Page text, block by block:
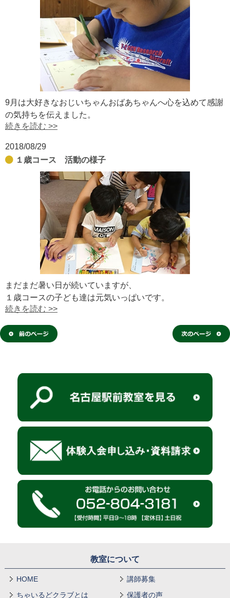
9月は大好きなおじいちゃんおばあちゃんへ心を込めて感謝
の気持ちを伝えました。
続きを読む >>
2018/08/29
１歳コース 活動の様子
まだまだ暑い日が続いていますが、
１歳コースの子ども達は元気いっぱいです。
続きを読む >>
教室について
HOME
ちゃいるどクラブとは
講師募集
保護者の声